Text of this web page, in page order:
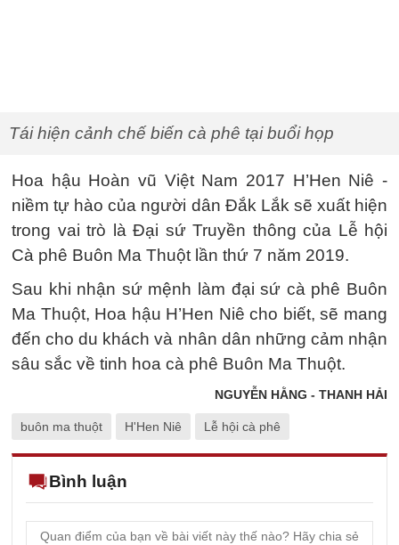
Tái hiện cảnh chế biến cà phê tại buổi họp
Hoa hậu Hoàn vũ Việt Nam 2017 H’Hen Niê -
niềm tự hào của người dân Đắk Lắk sẽ xuất hiện
trong vai trò là Đại sứ Truyền thông của Lễ hội
Cà phê Buôn Ma Thuột lần thứ 7 năm 2019.
Sau khi nhận sứ mệnh làm đại sứ cà phê Buôn
Ma Thuột, Hoa hậu H’Hen Niê cho biết, sẽ mang
đến cho du khách và nhân dân những cảm nhận
sâu sắc về tinh hoa cà phê Buôn Ma Thuột.
NGUYỄN HẰNG - THANH HẢI
buôn ma thuột H'Hen Niê Lễ hội cà phê
Bình luận